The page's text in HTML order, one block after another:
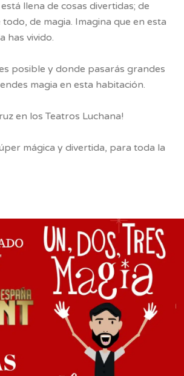
llena de cosas divertidas; de
de magia. Imagina que en esta
has vivido.
posible y donde pasarás grandes
magia en esta habitación.
en los Teatros Luchana!
mágica y divertida, para toda la